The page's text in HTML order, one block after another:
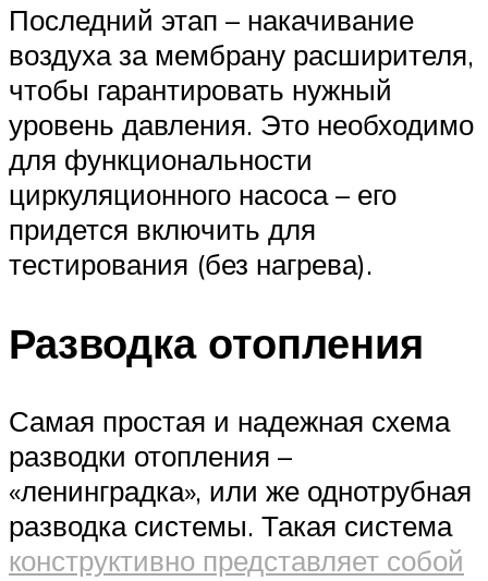
Последний этап – накачивание
воздуха за мембрану расширителя,
чтобы гарантировать нужный
уровень давления. Это необходимо
для функциональности
циркуляционного насоса – его
придется включить для
тестирования (без нагрева).
Разводка отопления
Самая простая и надежная схема
разводки отопления –
«ленинградка», или же однотрубная
разводка системы. Такая система
конструктивно представляет собой